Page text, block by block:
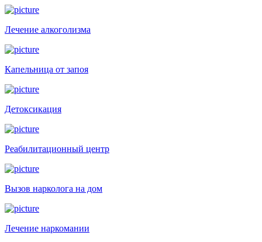
Лечение алкоголизма
Капельница от запоя
Детоксикация
Реабилитационный центр
Вызов нарколога на дом
Лечение наркомании